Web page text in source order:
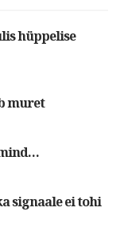
hüppelise
muret
signaale ei tohi